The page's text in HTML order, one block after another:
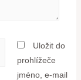
Uložit do
prohlížeče
jméno, e-mail